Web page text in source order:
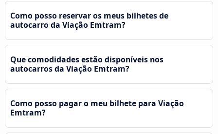
Como posso reservar os meus bilhetes de
autocarro da Viação Emtram?
Que comodidades estão disponíveis nos
autocarros da Viação Emtram?
Como posso pagar o meu bilhete para Viação
Emtram?